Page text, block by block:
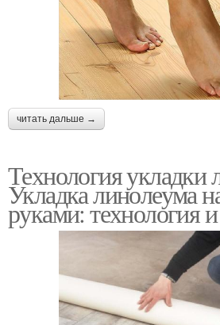
читать дальше →
Технология укладки
Укладка линолеума
руками: технология